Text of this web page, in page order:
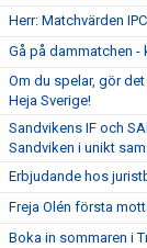
Herr: Matchvärden
Gå på dammatchen
Om du spelar, gör
Heja Sverige!
Sandvikens IF och
Sandviken i unikt
Erbjudande hos
Freja Olén första
Boka in sommaren i